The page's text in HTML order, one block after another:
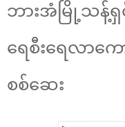
ဘားအံမြို့သန့်ရှ
ရေစီးရေလာကေ
စစ်ဆေး